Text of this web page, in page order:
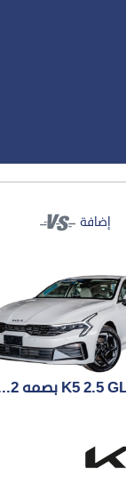
إضافة